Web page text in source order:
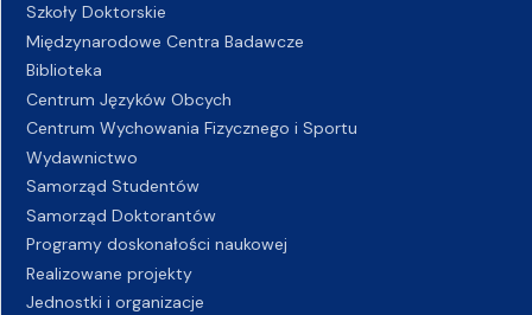
Szkoły Doktorskie
Międzynarodowe Centra Badawcze
Biblioteka
Centrum Języków Obcych
Centrum Wychowania Fizycznego i Sportu
Wydawnictwo
Samorząd Studentów
Samorząd Doktorantów
Programy doskonałości naukowej
Realizowane projekty
Jednostki i organizacje